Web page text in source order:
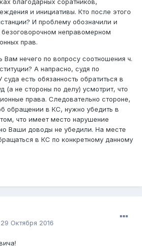
благодарных соратников,
и инициативы. Кто после этого
И проблему обозначили и
неправомерном
прав.
Вам нечего по вопросу соотношения ч.
А напрасно, судя по
есть обязанность обратиться в
(а не стороны по делу) усмотрит, что
права. Следовательно стороне,
обращении в КС, нужно убедить в
что имеет место нарушение
Ваши доводы не убедили. На месте
в КС по конкретному данному
29 Октября 2016